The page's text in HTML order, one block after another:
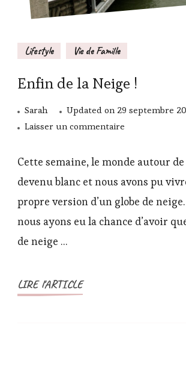
Lifestyle Vie de Famille
Enfin de la Neige !
Sarah Updated on 29 septembre
Laisser un commentaire
de
!
Cette semaine, le monde autour
devenu blanc et nous avons pu
propre version d’un globe de
nous ayons eu la chance d’avoir
de neige …
LIRE l'ARTICLE